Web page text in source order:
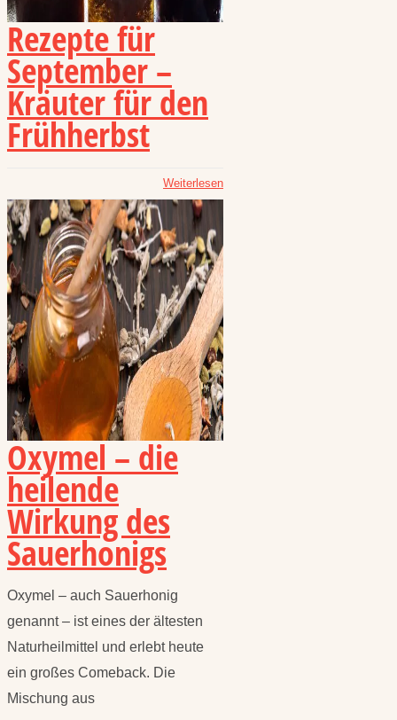
Rezepte für
September –
Kräuter für den
Frühherbst
Weiterlesen
Oxymel – die
heilende
Wirkung des
Sauerhonigs
Oxymel – auch Sauerhonig
genannt – ist eines der ältesten
Naturheilmittel und erlebt heute
ein großes Comeback. Die
Mischung aus